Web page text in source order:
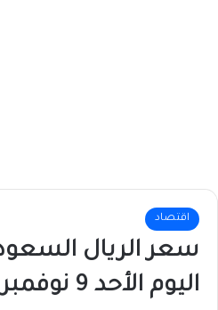
اقتصاد
سعر الريال
اليوم الأحد 9 نوفمبر 2025